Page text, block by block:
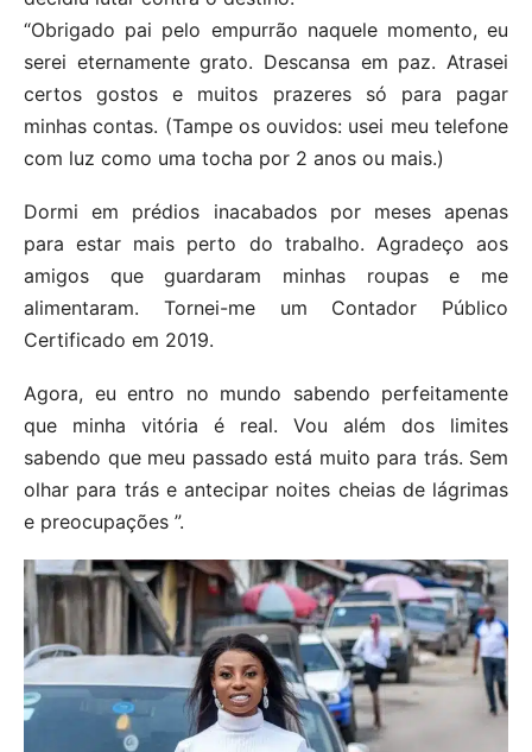
“Obrigado pai pelo empurrão naquele momento, eu
serei eternamente grato. Descansa em paz. Atrasei
certos gostos e muitos prazeres só para pagar
minhas contas. (Tampe os ouvidos: usei meu telefone
com luz como uma tocha por 2 anos ou mais.)
Dormi em prédios inacabados por meses apenas
para estar mais perto do trabalho. Agradeço aos
amigos que guardaram minhas roupas e me
alimentaram. Tornei-me um Contador Público
Certificado em 2019.
Agora, eu entro no mundo sabendo perfeitamente
que minha vitória é real. Vou além dos limites
sabendo que meu passado está muito para trás. Sem
olhar para trás e antecipar noites cheias de lágrimas
e preocupações ”.